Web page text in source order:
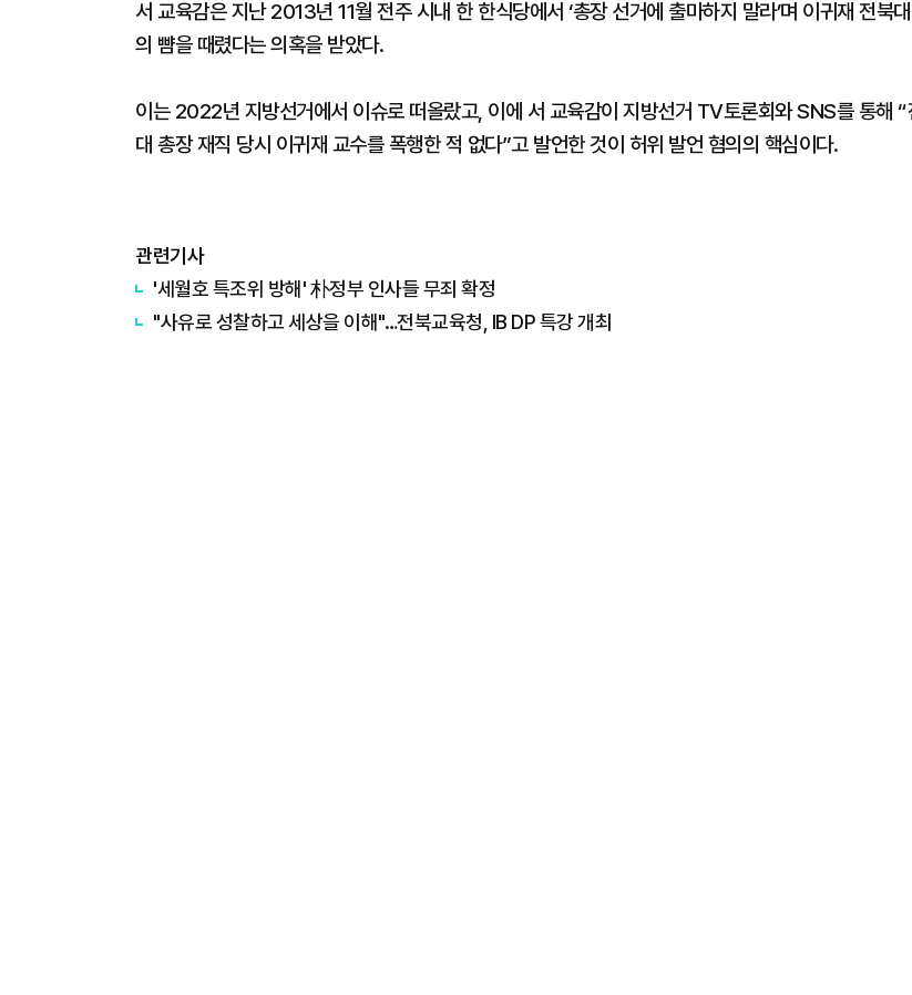
서 교육감은 지난 2013년 11월 전주 시내 한 한식당에서 ‘총장 선거에 출마하지 말라’며 이귀재 전북
의 뺨을 때렸다는 의혹을 받았다.
이는 2022년 지방선거에서 이슈로 떠올랐고, 이에 서 교육감이 지방선거 TV토론회와 SNS를 통해 “
대 총장 재직 당시 이귀재 교수를 폭행한 적 없다”고 발언한 것이 허위 발언 혐의의 핵심이다.
관련기사
'세월호 특조위 방해' 朴정부 인사들 무죄 확정
"사유로 성찰하고 세상을 이해"…전북교육청, IB DP 특강 개최